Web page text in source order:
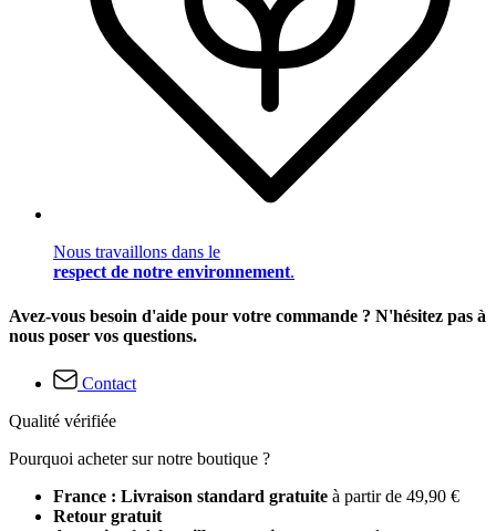
Nous travaillons dans le
respect de notre environnement.
Avez-vous besoin d'aide pour votre commande ? N'hésitez pas à
nous poser vos questions.
Contact
Qualité vérifiée
Pourquoi acheter sur notre boutique ?
France : Livraison standard gratuite à partir de 49,90 €
Retour gratuit